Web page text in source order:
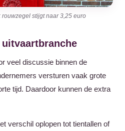
stijgt naar 3,25 euro
veel discussie binnen de
versturen vaak grote
tijd. Daardoor kunnen de extra
verschil oplopen tot tientallen of